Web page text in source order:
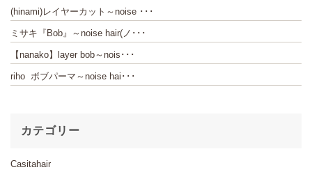
(hinami)レイヤーカット～noise ･･･
ミサキ『Bob』～noise hair(ノ･･･
【nanako】layer bob～nois･･･
riho ボブパーマ～noise hai･･･
カテゴリー
Casitahair